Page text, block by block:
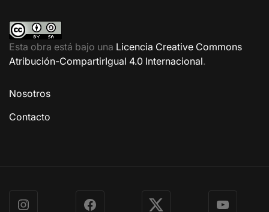
Esta obra está bajo una Licencia Creative Commons
Atribución-CompartirIgual 4.0 Internacional.
Nosotros
Contacto